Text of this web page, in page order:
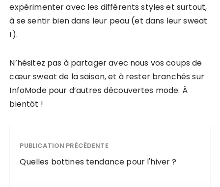
expérimenter avec les différents styles et surtout,
à se sentir bien dans leur peau (et dans leur sweat
!).
N’hésitez pas à partager avec nous vos coups de
cœur sweat de la saison, et à rester branchés sur
InfoMode pour d’autres découvertes mode. À
bientôt !
PUBLICATION PRÉCÉDENTE
Quelles bottines tendance pour l'hiver ?